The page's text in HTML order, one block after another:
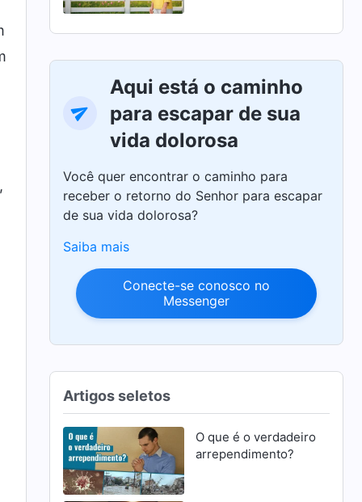
Aqui está o caminho
para escapar de sua
vida dolorosa
Você quer encontrar o caminho para
receber o retorno do Senhor para escapar
de sua vida dolorosa?
Saiba mais
Conecte-se conosco no
Messenger
Artigos seletos
O que é o verdadeiro
arrependimento?